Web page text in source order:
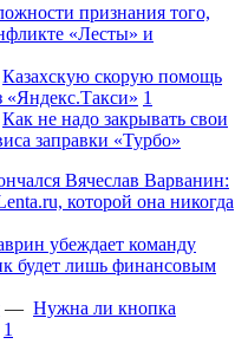
признания того,
«Лесты» и
Казахскую скорую помощь
«Яндекс.Такси» 1
Как не надо закрывать свои
заправки «Турбо»
Вячеслав Варванин:
которой она никогда
убеждает команду
будет лишь финансовым
— Нужна ли кнопка
1